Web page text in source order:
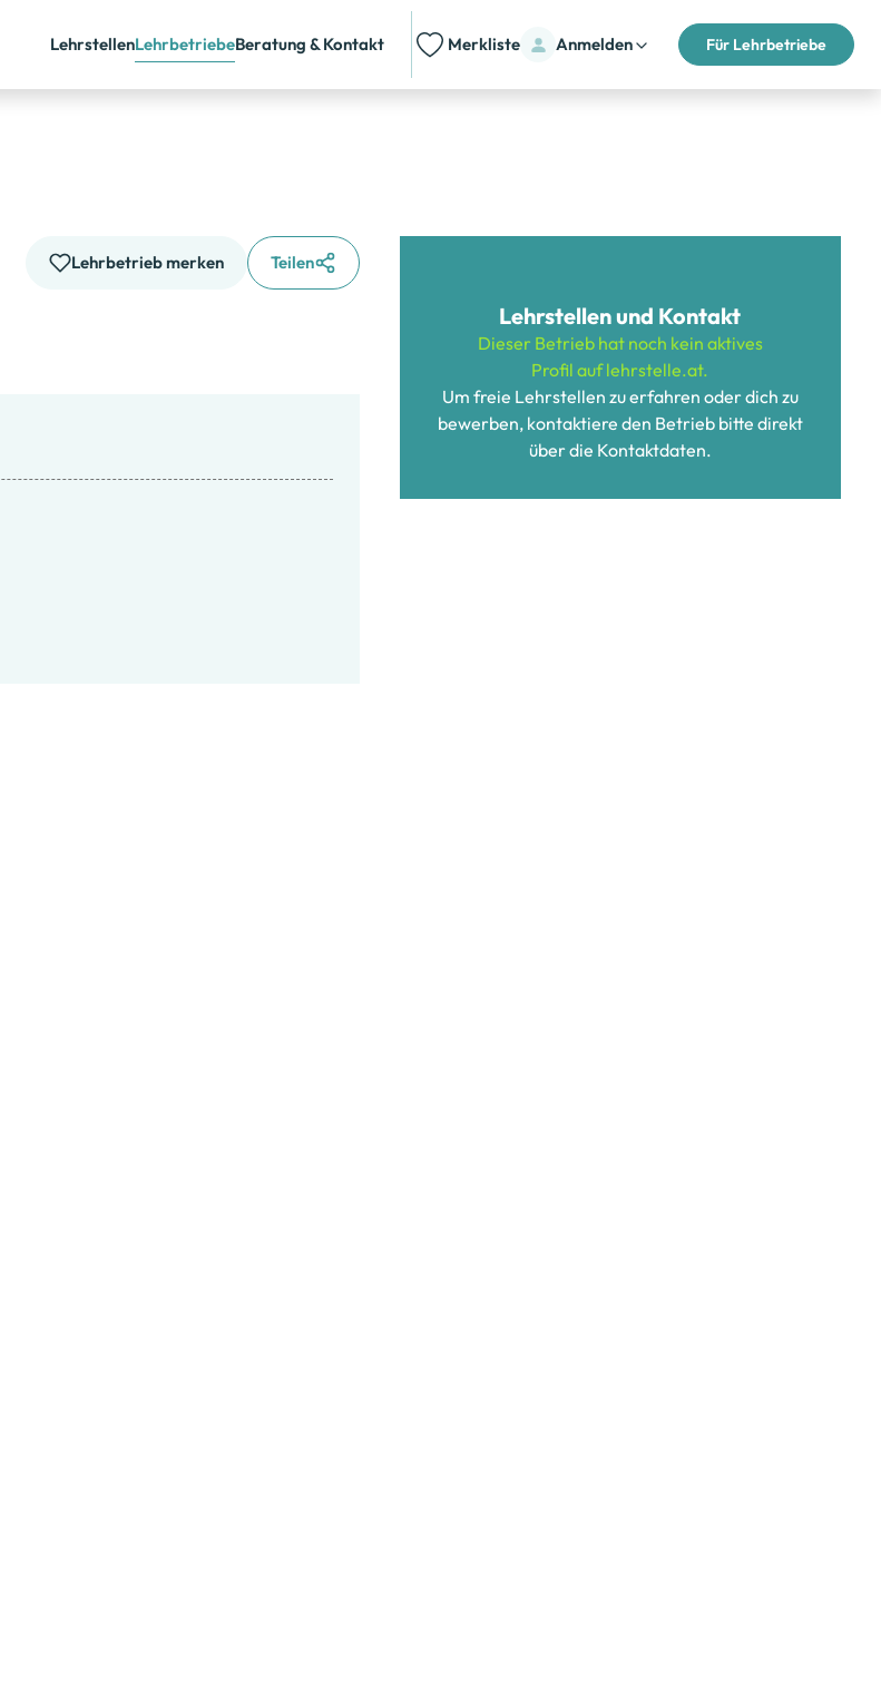
LehrstellenLehrbetriebeBeratung & Kontakt Merkliste Anmelden Für Lehrbetriebe
Lehrbetrieb merken Teilen
Lehrstellen und Kontakt
Dieser Betrieb hat noch kein aktives
Profil auf lehrstelle.at.
Um freie Lehrstellen zu erfahren oder dich zu
bewerben, kontaktiere den Betrieb bitte direkt
über die Kontaktdaten.